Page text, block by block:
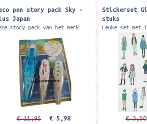
pen story pack Sky -
Japan
story pack van het merk
Japan' is dé leukste
set met 1 pen +
decoratie tape en 2...
€ 11,95 € 5,98
Stickerset
stuks
Leuke set met
€ 3,50